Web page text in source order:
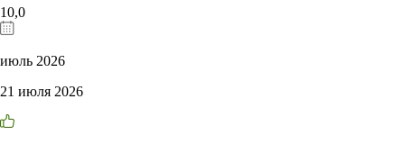
10,0
июль 2026
21 июля 2026